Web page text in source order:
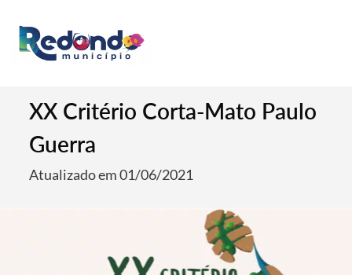
XX Critério Corta-Mato Paulo
Guerra
Atualizado em 01/06/2021